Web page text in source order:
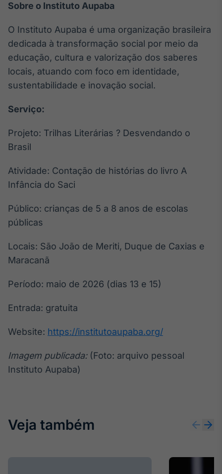
Sobre o Instituto Aupaba
O Instituto Aupaba é uma organização brasileira
dedicada à transformação social por meio da
educação, cultura e valorização dos saberes
locais, atuando com foco em identidade,
sustentabilidade e inovação social.
Serviço:
Projeto: Trilhas Literárias ? Desvendando o
Brasil
Atividade: Contação de histórias do livro A
Infância do Saci
Público: crianças de 5 a 8 anos de escolas
públicas
Locais: São João de Meriti, Duque de Caxias e
Maracanã
Período: maio de 2026 (dias 13 e 15)
Entrada: gratuita
Website: https://institutoaupaba.org/
Imagem publicada:(Foto: arquivo pessoal
Instituto Aupaba)
Veja também